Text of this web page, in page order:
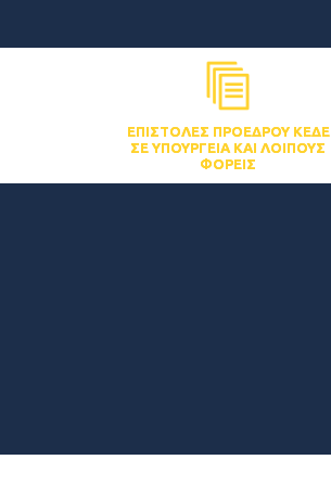
ΕΠΙΣΤΟΛΈΣ ΠΡΟΈΔΡΟΥ ΚΕΔΕ
ΣΕ ΥΠΟΥΡΓΕΊΑ ΚΑΙ ΛΟΙΠΟΎΣ
ΦΟΡΕΊΣ